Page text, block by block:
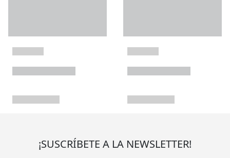
¡SUSCRÍBETE A LA NEWSLETTER!